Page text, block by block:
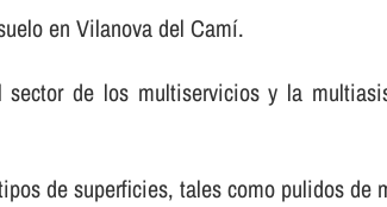
en Vilanova del Camí.
de los multiservicios y la
de superficies, tales como pulidos